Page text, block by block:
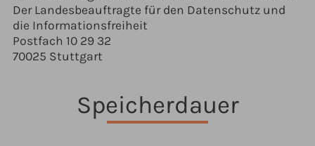
Der Landesbeauftragte für den Datenschutz und
die Informationsfreiheit
Postfach 10 29 32
70025 Stuttgart
Speicherdauer